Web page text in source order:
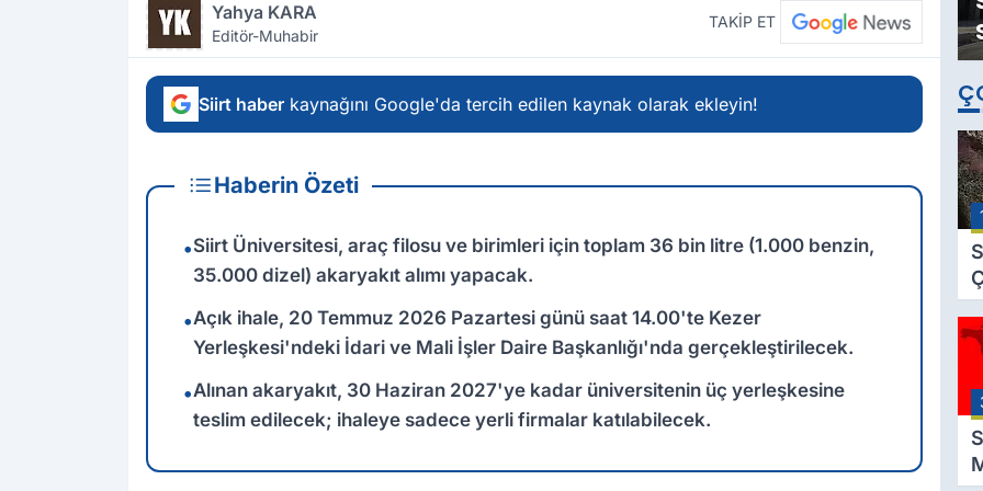
Yahya KARA
Editör-Muhabir
TAKİP ET
Siirt haber kaynağını Google'da tercih edilen kaynak olarak ekleyin!
Haberin Özeti
•Siirt Üniversitesi, araç filosu ve birimleri için toplam 36 bin litre (1.000 benzin,
35.000 dizel) akaryakıt alımı yapacak.
•Açık ihale, 20 Temmuz 2026 Pazartesi günü saat 14.00'te Kezer
Yerleşkesi'ndeki İdari ve Mali İşler Daire Başkanlığı'nda gerçekleştirilecek.
•Alınan akaryakıt, 30 Haziran 2027'ye kadar üniversitenin üç yerleşkesine
teslim edilecek; ihaleye sadece yerli firmalar katılabilecek.